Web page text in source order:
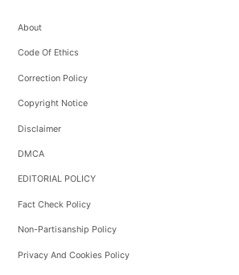
About
Code Of Ethics
Correction Policy
Copyright Notice
Disclaimer
DMCA
EDITORIAL POLICY
Fact Check Policy
Non-Partisanship Policy
Privacy And Cookies Policy